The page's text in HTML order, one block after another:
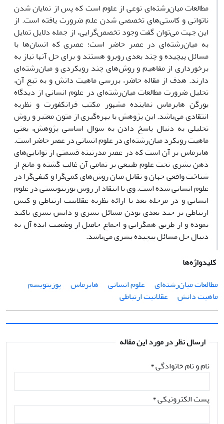
مطالعات میان‌رشته‌ای نوعی از علوم است که پس از نمایان شدن
ناتوانی و کاستی‌های تخصصی شدن علم ضرورت یافته است. از
این جهت می‌توان گفت وجود تخصص‌‌گرایی، از جمله دلایل تمایل
به میان‌رشته‌ای در عصر حاضر است؛ عصری که انسان‌ها با
مسائل پیچیده و چند بعدی روبرو هستند و برای حل آنها نیاز به
برخورداری از مفاهیم و روش‌های چند رویکردی و میان‌رشته‌ای
دارند. هدف از مقاله حاضر، بررسی ماهیت دانش و به تبع آن،
تحلیل ضرورت مطالعات میان‌رشته‌ای در علوم انسانی از دیدگاه
یورگن هابرماس نماینده مشهور مکتب فرانکفورت و نظریه
انتقادی می‌باشد. این پژوهش با بهره‌گیری از متون معتبر و روش
تحلیلی به دنبال پاسخ دادن به سوال اساسی پژوهش، یعنی
ماهیت رویکرد میان‌رشته‌ای در علوم انسانی در عصر حاضر است.
هابرماس بر آن است که در عصر مدرنیته قسمتی از توانایی‌های
ذهن بشری تحت علوم طبیعی بر تمامی آن غالب گشته و مانع از
شناخت واقعی جهان و تقابل میان روش‌های کمی‌‌گرا و کیفی‌‌گرا در
علوم انسانی شده است. وی با انتقاد از روش پوزیتویستی در علوم
انسانی و در مرحله بعد با ارائه نظریه عقلانیت ارتباطی و کنش
ارتباطی بر چند بعدی بودن مسائل بشری و دانش بشری تاکید
نموده و از طریق همگرایی و اجماع حاصل از وضعیت ایده آل به
دنبال حل مسائل پیچیده بشری می‌باشد.
کلیدواژه‌ها
مطالعات میان‌رشته‌ای
علوم انسانی هابرماس
پوزیتویسم
ماهیت دانش
عقلانیت ارتباطی
ارسال نظر در مورد این مقاله
نام و نام خانوادگی*
پست الکترونیکی*